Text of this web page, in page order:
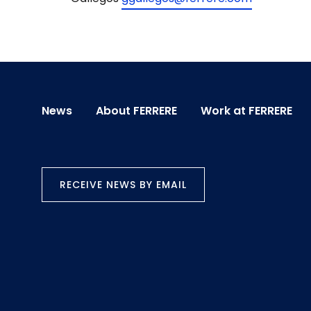
News About FERRERE Work at FERRERE
RECEIVE NEWS BY EMAIL